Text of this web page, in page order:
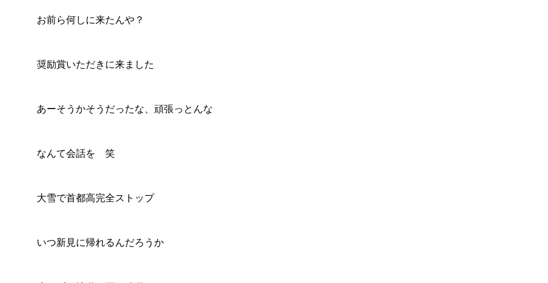
お前ら何しに来たんや？
奨励賞いただきに来ました
あーそうかそうだったな、頑張っとんな
なんて会話を 笑
大雪で首都高完全ストップ
いつ新見に帰れるんだろうか